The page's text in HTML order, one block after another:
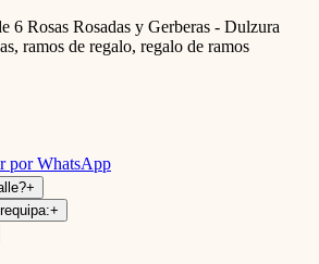
6 Rosas Rosadas y Gerberas - Dulzura
ramos de regalo, regalo de ramos
por WhatsApp
+
+